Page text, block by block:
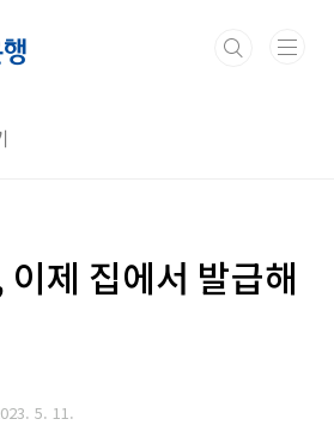
제 집에서 발급해
5. 11.